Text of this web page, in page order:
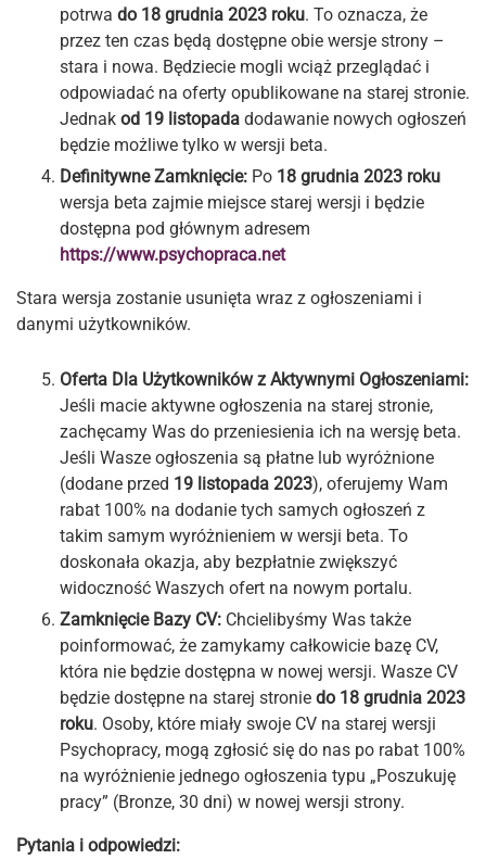
potrwa do 18 grudnia 2023 roku. To oznacza, że
przez ten czas będą dostępne obie wersje strony –
stara i nowa. Będziecie mogli wciąż przeglądać i
odpowiadać na oferty opublikowane na starej stronie.
Jednak od 19 listopada dodawanie nowych ogłoszeń
będzie możliwe tylko w wersji beta.
Definitywne Zamknięcie: Po 18 grudnia 2023 roku
wersja beta zajmie miejsce starej wersji i będzie
dostępna pod głównym adresem
https://www.psychopraca.net
Stara wersja zostanie usunięta wraz z ogłoszeniami i
danymi użytkowników.
Oferta Dla Użytkowników z Aktywnymi Ogłoszeniami:
Jeśli macie aktywne ogłoszenia na starej stronie,
zachęcamy Was do przeniesienia ich na wersję beta.
Jeśli Wasze ogłoszenia są płatne lub wyróżnione
(dodane przed 19 listopada 2023), oferujemy Wam
rabat 100% na dodanie tych samych ogłoszeń z
takim samym wyróżnieniem w wersji beta. To
doskonała okazja, aby bezpłatnie zwiększyć
widoczność Waszych ofert na nowym portalu.
Zamknięcie Bazy CV: Chcielibyśmy Was także
poinformować, że zamykamy całkowicie bazę CV,
która nie będzie dostępna w nowej wersji. Wasze CV
będzie dostępne na starej stronie do 18 grudnia 2023
roku. Osoby, które miały swoje CV na starej wersji
Psychopracy, mogą zgłosić się do nas po rabat 100%
na wyróżnienie jednego ogłoszenia typu „Poszukuję
pracy” (Bronze, 30 dni) w nowej wersji strony.
Pytania i odpowiedzi: